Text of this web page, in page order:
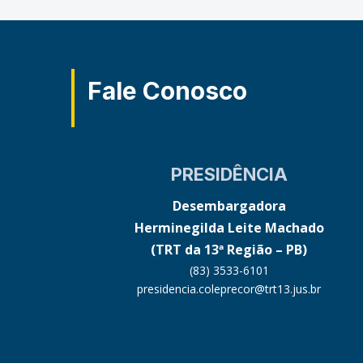
Fale Conosco
PRESIDÊNCIA
Desembargadora
Herminegilda Leite Machado
(TRT da 13ª Região – PB)
(83) 3533-6101
presidencia.coleprecor@trt13.jus.br